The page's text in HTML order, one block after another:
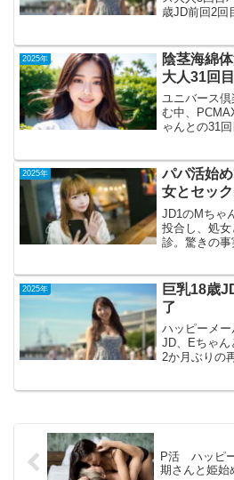
歳JD前回2回
お泊りは出
ら可能と意
2025年
陰茎海綿
大人31回目
ユニバース
む中、
ゃんとの31
中止し、男
やアン...
2025年
パパ活始
女とセッ
JD1のMちゃ
投合し、処
診。驚きの事
に気づき、
挿入困難、中
2025年
巨乳18歳
了
ハッピーメ
JD、Eちゃん
2か月ぶりの
P活 ハッピ
期さんと姫始